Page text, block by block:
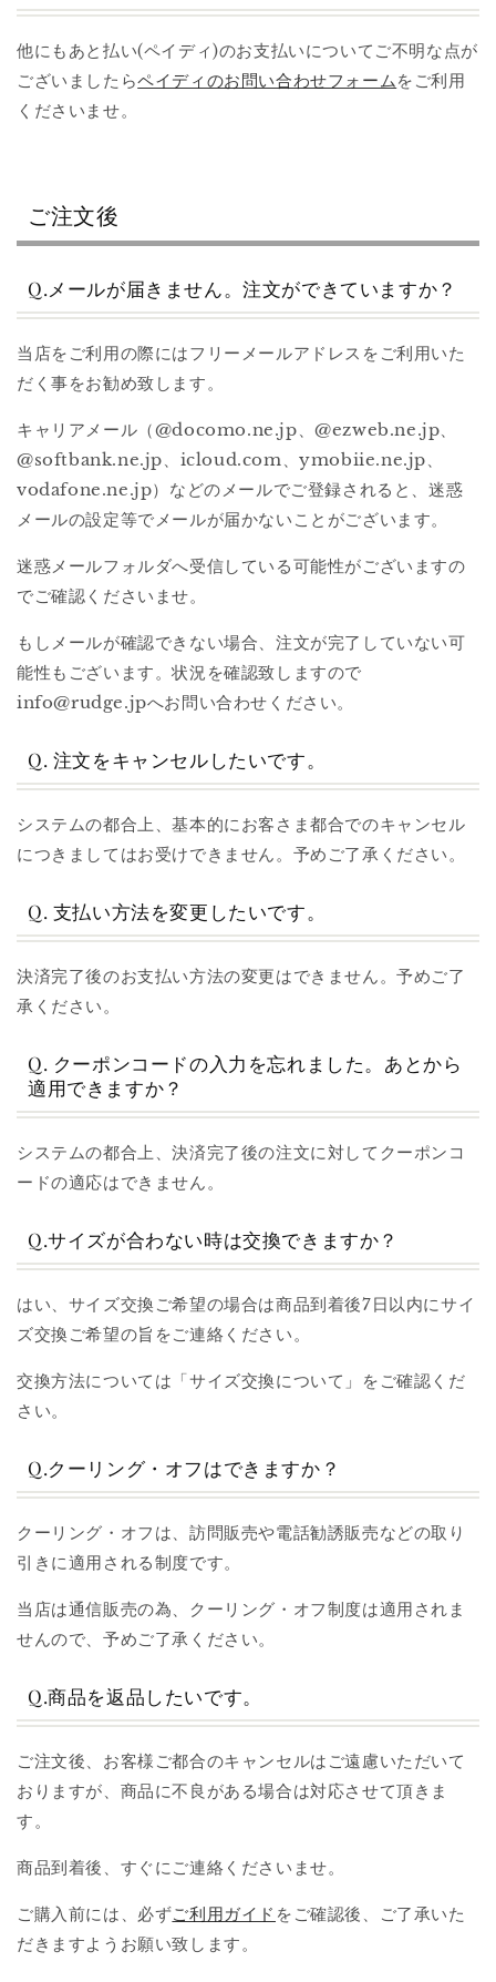
他にもあと払い(ペイディ)のお支払いについてご不明な点が
ございましたらペイディのお問い合わせフォーム をご利用
くださいませ。
ご注文後
Q.メールが届きません。注文ができていますか？
当店をご利用の際にはフリーメールアドレスをご利用いた
だく事をお勧め致します。
キャリアメール（@docomo.ne.jp、@ezweb.ne.jp、
@softbank.ne.jp、icloud.com、ymobiie.ne.jp、
vodafone.ne.jp）などのメールでご登録されると、迷惑
メールの設定等でメールが届かないことがございます。
迷惑メールフォルダへ受信している可能性がございますの
でご確認くださいませ。
もしメールが確認できない場合、注文が完了していない可
能性もございます。状況を確認致しますので
info@rudge.jpへお問い合わせください。
Q. 注文をキャンセルしたいです。
システムの都合上、基本的にお客さま都合でのキャンセル
につきましてはお受けできません。予めご了承ください。
Q. 支払い方法を変更したいです。
決済完了後のお支払い方法の変更はできません。予めご了
承ください。
Q. クーポンコードの入力を忘れました。あとから
適用できますか？
システムの都合上、決済完了後の注文に対してクーポンコ
ードの適応はできません。
Q.サイズが合わない時は交換できますか？
はい、サイズ交換ご希望の場合は商品到着後7日以内にサイ
ズ交換ご希望の旨をご連絡ください。
交換方法については「サイズ交換について」をご確認くだ
さい。
Q.クーリング・オフはできますか？
クーリング・オフは、訪問販売や電話勧誘販売などの取り
引きに適用される制度です。
当店は通信販売の為、クーリング・オフ制度は適用されま
せんので、予めご了承ください。
Q.商品を返品したいです。
ご注文後、お客様ご都合のキャンセルはご遠慮いただいて
おりますが、商品に不良がある場合は対応させて頂きま
す。
商品到着後、すぐにご連絡くださいませ。
ご購入前には、必ずご利用ガイド をご確認後、ご了承いた
だきますようお願い致します。